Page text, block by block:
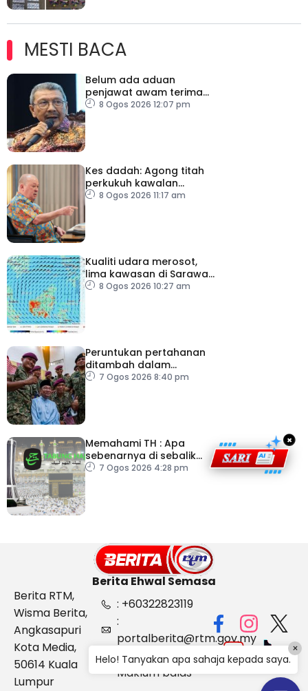
MESTI BACA
Belum ada aduan
penjawat awam terima
tekanan daripada ahli
8 Ogos 2026 12:07 pm
Kes dadah: Agong titah
perkukuh kawalan
lapangan terbang, pintu
8 Ogos 2026 11:17 am
Kualiti udara merosot,
lima kawasan di Sarawak
catat IPU tidak sihat
8 Ogos 2026 10:27 am
Peruntukan pertahanan
ditambah dalam
Belanjawan 2027
7 Ogos 2026 8:40 pm
Memahami TH : Apa
sebenarnya di sebalik
angka
7 Ogos 2026 4:28 pm
×
Berita Ehwal Semasa
Berita RTM,
Wisma Berita,
Angkasapuri
Kota Media,
50614 Kuala
Lumpur
: +60322823119
:
portalberita@rtm.gov.my
: Aduan &
Maklum balas
Helo! Tanyakan apa sahaja kepada saya.
×